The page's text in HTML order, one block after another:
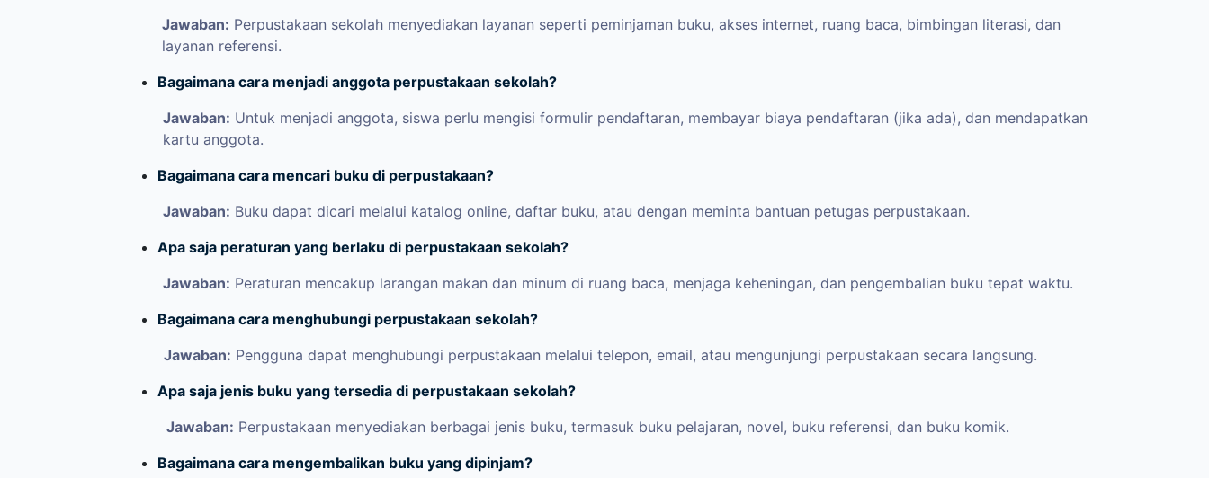
Jawaban: Perpustakaan sekolah menyediakan layanan seperti peminjaman buku, akses internet, ruang baca, bimbingan literasi, dan
layanan referensi.
Bagaimana cara menjadi anggota perpustakaan sekolah?
Jawaban: Untuk menjadi anggota, siswa perlu mengisi formulir pendaftaran, membayar biaya pendaftaran (jika ada), dan mendapatkan
kartu anggota.
Bagaimana cara mencari buku di perpustakaan?
Jawaban: Buku dapat dicari melalui katalog online, daftar buku, atau dengan meminta bantuan petugas perpustakaan.
Apa saja peraturan yang berlaku di perpustakaan sekolah?
Jawaban: Peraturan mencakup larangan makan dan minum di ruang baca, menjaga keheningan, dan pengembalian buku tepat waktu.
Bagaimana cara menghubungi perpustakaan sekolah?
Jawaban: Pengguna dapat menghubungi perpustakaan melalui telepon, email, atau mengunjungi perpustakaan secara langsung.
Apa saja jenis buku yang tersedia di perpustakaan sekolah?
Jawaban: Perpustakaan menyediakan berbagai jenis buku, termasuk buku pelajaran, novel, buku referensi, dan buku komik.
Bagaimana cara mengembalikan buku yang dipinjam?